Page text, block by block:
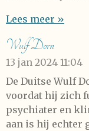
Lees meer »
Wulf Dorn
13 jan 2024 11:04
De Duitse Wulf
voordat hij zich
psychiater en
aan is hij echter